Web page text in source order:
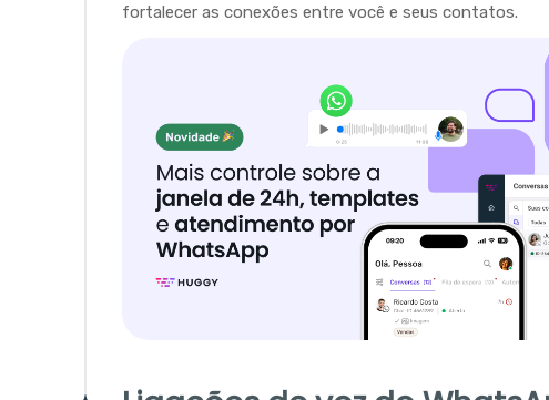
fortalecer as conexões entre você e seus contatos.